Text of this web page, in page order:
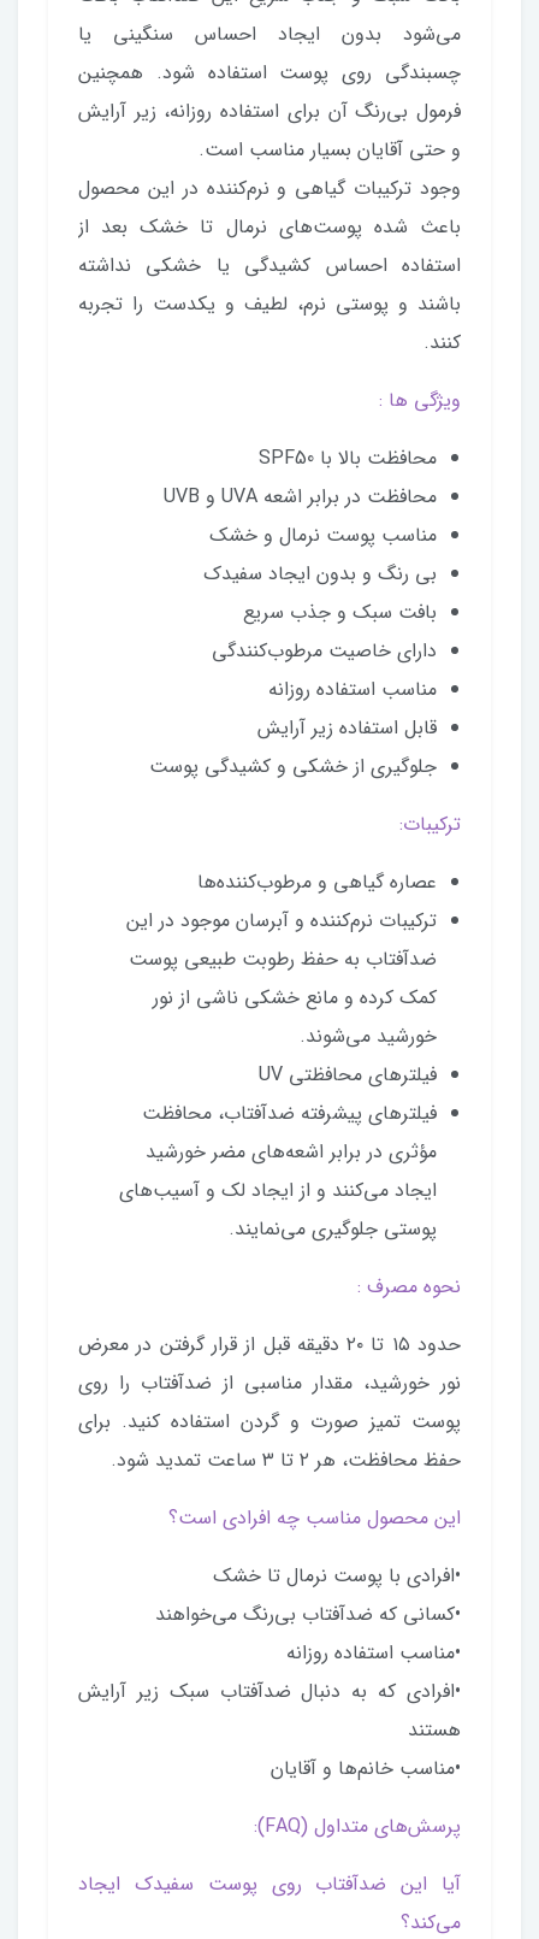
می‌شود بدون ایجاد احساس سنگینی یا
چسبندگی روی پوست استفاده شود. همچنین
فرمول بی‌رنگ آن برای استفاده روزانه، زیر آرایش
و حتی آقایان بسیار مناسب است.
وجود ترکیبات گیاهی و نرم‌کننده در این محصول
باعث شده پوست‌های نرمال تا خشک بعد از
استفاده احساس کشیدگی یا خشکی نداشته
باشند و پوستی نرم، لطیف و یکدست را تجربه
کنند.
ویژگی ها :
محافظت بالا با SPF50
محافظت در برابر اشعه UVA و UVB
مناسب پوست نرمال و خشک
بی رنگ و بدون ایجاد سفیدک
بافت سبک و جذب سریع
دارای خاصیت مرطوب‌کنندگی
مناسب استفاده روزانه
قابل استفاده زیر آرایش
جلوگیری از خشکی و کشیدگی پوست
ترکیبات:
عصاره گیاهی و مرطوب‌کننده‌ها
ترکیبات نرم‌کننده و آبرسان موجود در این
ضدآفتاب به حفظ رطوبت طبیعی پوست
کمک کرده و مانع خشکی ناشی از نور
خورشید می‌شوند.
فیلترهای محافظتی UV
فیلترهای پیشرفته ضدآفتاب، محافظت
مؤثری در برابر اشعه‌های مضر خورشید
ایجاد می‌کنند و از ایجاد لک و آسیب‌های
پوستی جلوگیری می‌نمایند.
نحوه مصرف :
حدود ۱۵ تا ۲۰ دقیقه قبل از قرار گرفتن در معرض
نور خورشید، مقدار مناسبی از ضدآفتاب را روی
پوست تمیز صورت و گردن استفاده کنید. برای
حفظ محافظت، هر ۲ تا ۳ ساعت تمدید شود.
این محصول مناسب چه افرادی است؟
•افرادی با پوست نرمال تا خشک
•کسانی که ضدآفتاب بی‌رنگ می‌خواهند
•مناسب استفاده روزانه
•افرادی که به دنبال ضدآفتاب سبک زیر آرایش
هستند
•مناسب خانم‌ها و آقایان
پرسش‌های متداول (FAQ):
آیا این ضدآفتاب روی پوست سفیدک ایجاد
می‌کند؟